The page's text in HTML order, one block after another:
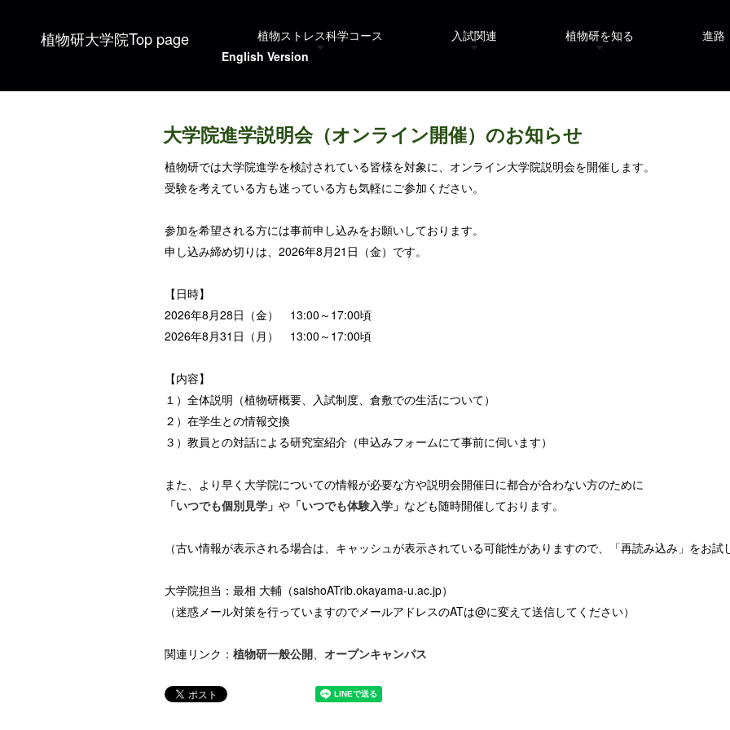
植物研大学院Top page 植物ストレス科学コース 入試関連 植物研を知る 進路
English Version
大学院進学説明会（オンライン開催）のお知らせ
植物研では大学院進学を検討されている皆様を対象に、 オンライン大学院説明会を開催します。
受験を考えている方も迷っている方も気軽にご参加ください。
参加を希望される方には事前申し込みをお願いしております。
申し込み締め切りは、2026年8月21日（金）です。
【日時】
2026年8月28日（金） 13:00～17:00頃
2026年8月31日（月） 13:00～17:00頃
【内容】
１）全体説明（植物研概要、入試制度、倉敷での生活について）
２）在学生との情報交換
３）教員との対話による研究室紹介（申込みフォームにて事前に伺います）
また、より早く大学院についての情報が必要な方や説明会開催日に都合が合わない方のために
「いつでも個別見学」 や 「いつでも体験入学」 なども随時開催しております。
（古い情報が表示される場合は、キャッシュが表示されている可能性がありますので、「再読み込み」をお試
大学院担当：最相 大輔（saishoATrib.okayama-u.ac.jp）
（迷惑メール対策を行っていますのでメールアドレスのATは@に変えて送信してください）
関連リンク： 植物研一般公開、 オープンキャンパス